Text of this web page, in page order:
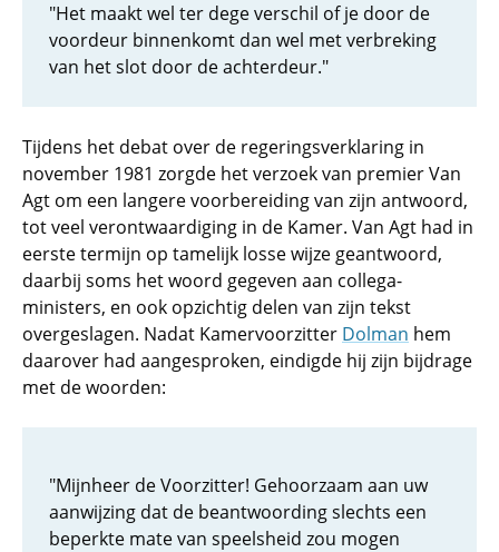
"Het maakt wel ter dege verschil of je door de
voordeur binnenkomt dan wel met verbreking
van het slot door de achterdeur."
Tijdens het debat over de regeringsverklaring in
november 1981 zorgde het verzoek van premier Van
Agt om een langere voorbereiding van zijn antwoord,
tot veel verontwaardiging in de Kamer. Van Agt had in
eerste termijn op tamelijk losse wijze geantwoord,
daarbij soms het woord gegeven aan collega-
ministers, en ook opzichtig delen van zijn tekst
overgeslagen. Nadat Kamervoorzitter Dolman hem
daarover had aangesproken, eindigde hij zijn bijdrage
met de woorden:
"Mijnheer de Voorzitter! Gehoorzaam aan uw
aanwijzing dat de beantwoording slechts een
beperkte mate van speelsheid zou mogen